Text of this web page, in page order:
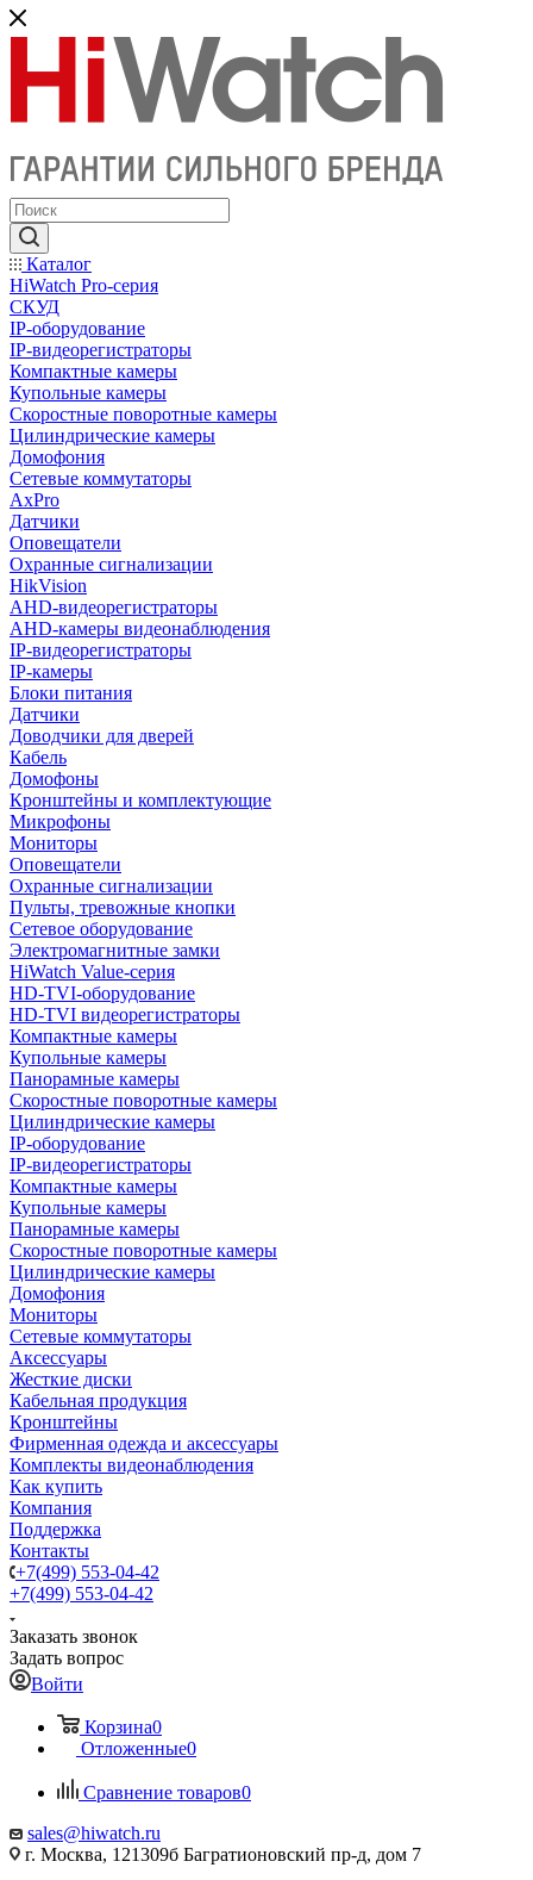
Каталог
HiWatch Pro-серия
CКУД
IP-оборудование
IP-видеорегистраторы
Компактные камеры
Купольные камеры
Скоростные поворотные камеры
Цилиндрические камеры
Домофония
Сетевые коммутаторы
AxPro
Датчики
Оповещатели
Охранные сигнализации
HikVision
AHD-видеорегистраторы
AHD-камеры видеонаблюдения
IP-видеорегистраторы
IP-камеры
Блоки питания
Датчики
Доводчики для дверей
Кабель
Домофоны
Кронштейны и комплектующие
Микрофоны
Мониторы
Оповещатели
Охранные сигнализации
Пульты, тревожные кнопки
Сетевое оборудование
Электромагнитные замки
HiWatch Value-серия
HD-TVI-оборудование
HD-TVI видеорегистраторы
Компактные камеры
Купольные камеры
Панорамные камеры
Скоростные поворотные камеры
Цилиндрические камеры
IP-оборудование
IP-видеорегистраторы
Компактные камеры
Купольные камеры
Панорамные камеры
Скоростные поворотные камеры
Цилиндрические камеры
Домофония
Мониторы
Сетевые коммутаторы
Аксессуары
Жесткие диски
Кабельная продукция
Кронштейны
Фирменная одежда и аксессуары
Комплекты видеонаблюдения
Как купить
Компания
Поддержка
Контакты
+7(499) 553-04-42
+7(499) 553-04-42
Заказать звонок
Задать вопрос
Войти
Корзина0
Отложенные0
Сравнение товаров0
sales@hiwatch.ru
г. Москва, 121309б Багратионовский пр-д, дом 7